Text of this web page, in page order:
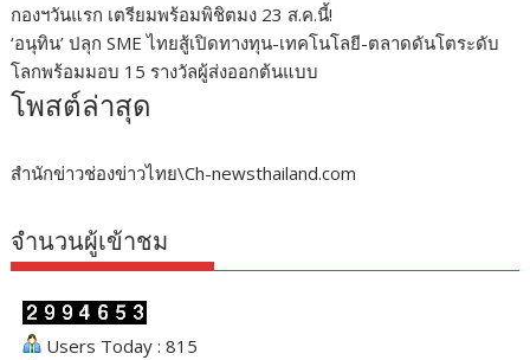
กองฯวันแรก เตรียมพร้อมพิชิตมง 23 ส.ค.นี้!
‘อนุทิน’ ปลุก SME ไทยสู้เปิดทางทุน-เทคโนโลยี-ตลาดดันโตระดับ
โลกพร้อมมอบ 15 รางวัลผู้ส่งออกต้นแบบ
โพสต์ล่าสุด
สำนักข่าวช่องข่าวไทย\Ch-newsthailand.com
จำนวนผู้เข้าชม
Users Today : 815